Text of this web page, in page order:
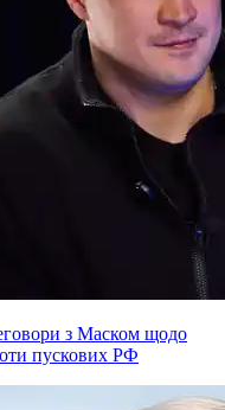
з Маском щодо
пускових РФ